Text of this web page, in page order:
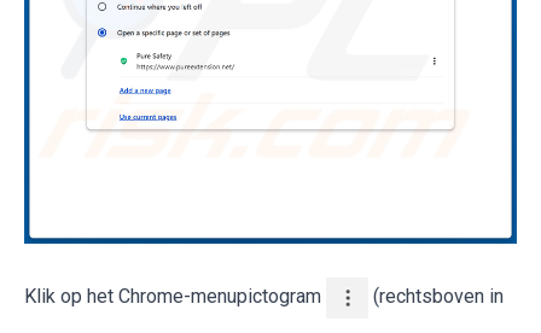
Klik op het Chrome-menupictogram (rechtsboven in